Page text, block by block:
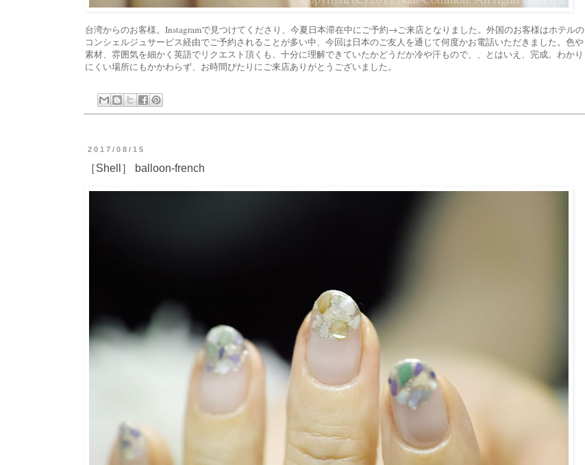
台湾からのお客様。Instagramで見つけてくださり、今夏日本滞在中にご予約→ご来店となりました。外国のお客様はホテルの
コンシェルジュサービス経由でご予約されることが多い中、今回は日本のご友人を通じて何度かお電話いただきました。色や
素材、雰囲気を細かく英語でリクエスト頂くも、十分に理解できていたかどうだか冷や汗もので、、とはいえ、完成。わかり
にくい場所にもかかわらず、お時間ぴたりにご来店ありがとうございました。
2017/08/15
［Shell］ balloon-french